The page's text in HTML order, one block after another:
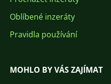
Oblíbené inzeráty
Pravidla používání
MOHLO BY VÁS ZAJÍMAT